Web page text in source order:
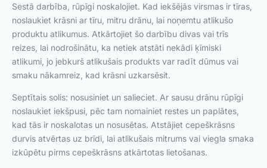
Sestā darbība, rūpīgi noskalojiet. Kad iekšējās virsmas ir tīras,
noslaukiet krāsni ar tīru, mitru drānu, lai noņemtu atlikušo
produktu atlikumus. Atkārtojiet šo darbību divas vai trīs
reizes, lai nodrošinātu, ka netiek atstāti nekādi ķīmiski
atlikumi, jo jebkurš atlikušais produkts var radīt dūmus vai
smaku nākamreiz, kad krāsni uzkarsēsit.
Septītais solis: nosusiniet un salieciet. Ar sausu drānu rūpīgi
noslaukiet iekšpusi, pēc tam nomainiet restes un paplātes,
kad tās ir noskalotas un nosusētas. Atstājiet cepeškrāsns
durvis atvērtas uz brīdi, lai atlikušais mitrums vai viegla smaka
izkūpētu pirms cepeškrāsns atkārtotas lietošanas.